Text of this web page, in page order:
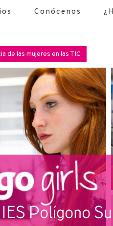
Conócenos
de las mujeres en las TIC